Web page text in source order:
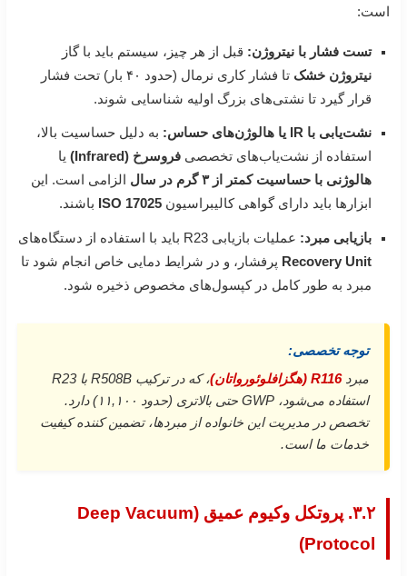
است:
تست فشار با نیتروژن: قبل از هر چیز، سیستم باید با گاز
نیتروژن خشک
تا فشار کاری نرمال (حدود ۴۰ بار) تحت فشار
قرار گیرد تا نشتی‌های بزرگ اولیه شناسایی شوند.
نشت‌یابی با IR یا هالوژن‌های حساس:
به دلیل حساسیت بالا،
استفاده از نشت‌یاب‌های تخصصی فروسرخ (Infrared)
یا
هالوژنی با حساسیت کمتر از ۳ گرم در سال
الزامی است. این
ابزارها باید دارای گواهی کالیبراسیون ISO 17025 باشند.
بازیابی مبرد: عملیات بازیابی R23 باید با استفاده از دستگاه‌های
Recovery Unit پرفشار، و در شرایط دمایی خاص انجام شود تا
مبرد به طور کامل در کپسول‌های مخصوص ذخیره شود.
توجه تخصصی:
مبردR116 (هگزافلوئورو‌اتان)
، که در ترکیب R508B با R23
استفاده می‌شود، GWP حتی بالاتری (حدود ۱۱,۱۰۰) دارد.
تخصص در مدیریت این خانواده از مبردها، تضمین کننده کیفیت
خدمات ما است.
۳.۲. پروتکل وکیوم عمیق (Deep Vacuum
Protocol)